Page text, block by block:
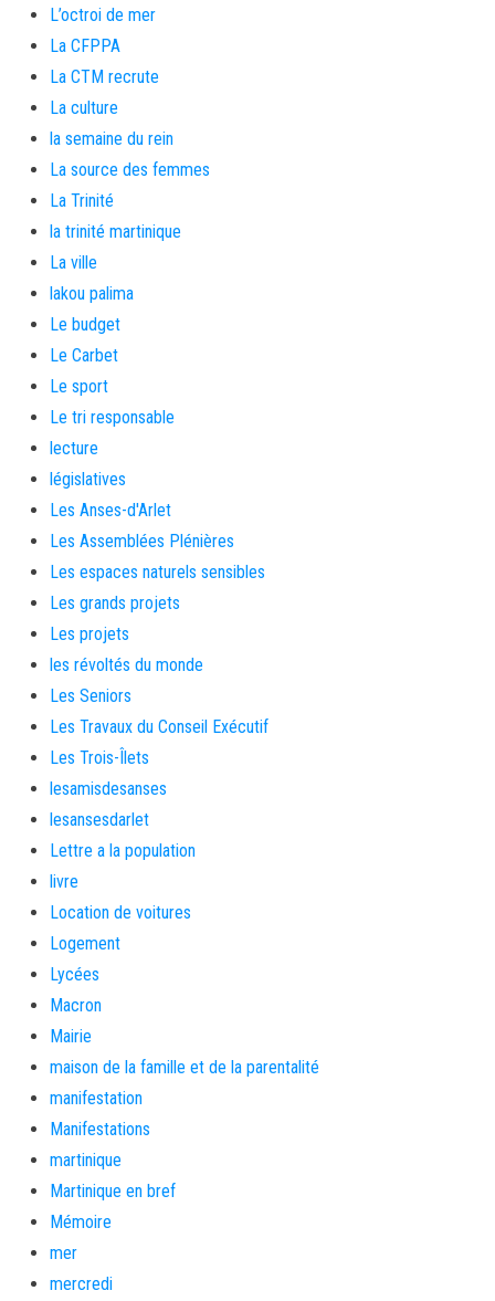
L’octroi de mer
La CFPPA
La CTM recrute
La culture
la semaine du rein
La source des femmes
La Trinité
la trinité martinique
La ville
lakou palima
Le budget
Le Carbet
Le sport
Le tri responsable
lecture
législatives
Les Anses-d'Arlet
Les Assemblées Plénières
Les espaces naturels sensibles
Les grands projets
Les projets
les révoltés du monde
Les Seniors
Les Travaux du Conseil Exécutif
Les Trois-Îlets
lesamisdesanses
lesansesdarlet
Lettre a la population
livre
Location de voitures
Logement
Lycées
Macron
Mairie
maison de la famille et de la parentalité
manifestation
Manifestations
martinique
Martinique en bref
Mémoire
mer
mercredi